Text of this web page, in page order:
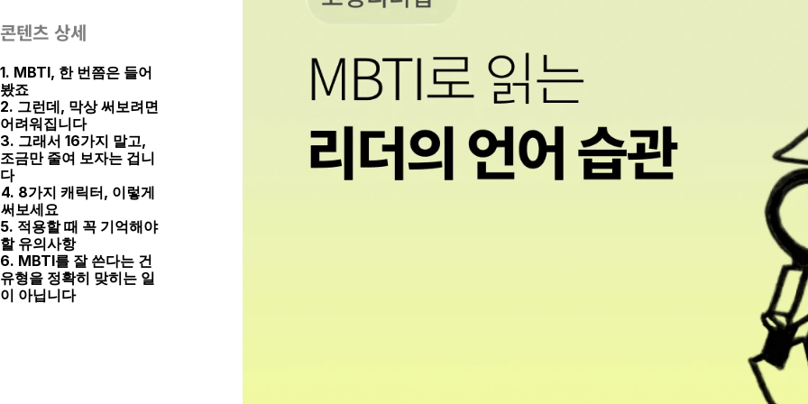
콘텐츠 상세
1. MBTI, 한 번쯤은 들어
봤죠
2. 그런데, 막상 써보려면
어려워집니다
3. 그래서 16가지 말고,
조금만 줄여 보자는 겁니
다
4. 8가지 캐릭터, 이렇게
써보세요
5. 적용할 때 꼭 기억해야
할 유의사항
6. MBTI를 잘 쓴다는 건
유형을 정확히 맞히는 일
이 아닙니다